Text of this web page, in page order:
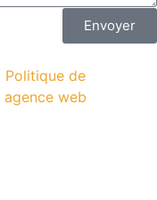
Envoyer
Politique de
agence web